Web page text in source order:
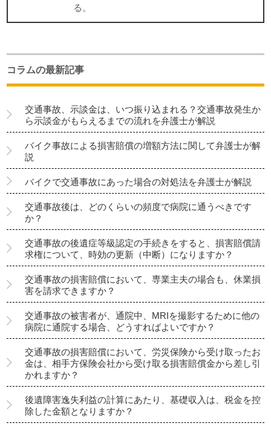
る。
コラムの最新記事
交通事故、示談金は、いつ振り込まれる？交通事故発生か
ら示談金がもらえるまでの流れを弁護士が解説
バイク事故による損害賠償の増額方法に関して弁護士が解
説
バイクで交通事故にあった場合の対処法を弁護士が解説
交通事故後は、どのくらいの頻度で病院に通うべきです
か？
交通事故の後遺症等級認定の手続きをすると、損害賠償請
求権について、時効の更新（中断）になりますか？
交通事故の損害賠償において、専業主夫の場合も、休業損
害を請求できますか？
交通事故の被害者が、通院中、MRIを撮影するために他の
病院に通院する場合、どうすればよいですか？
交通事故の損害賠償において、労災保険から受け取ったお
金は、相手方保険会社から受け取る損害賠償金から差し引
かれますか？
後遺障害逸失利益の計算にあたり、基礎収入は、税金を控
除した金額となりますか？